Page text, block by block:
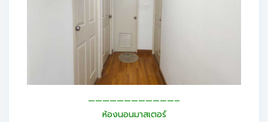
————————————–
ห้องนอนมาสเตอร์